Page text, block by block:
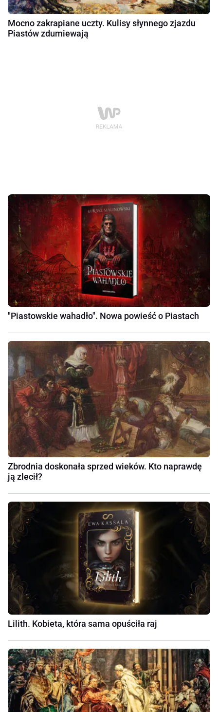
Mocno zakrapiane uczty. Kulisy słynnego zjazdu
Piastów zdumiewają
"Piastowskie wahadło". Nowa powieść o Piastach
Zbrodnia doskonała sprzed wieków. Kto naprawdę
ją zlecił?
Lilith. Kobieta, która sama opuściła raj